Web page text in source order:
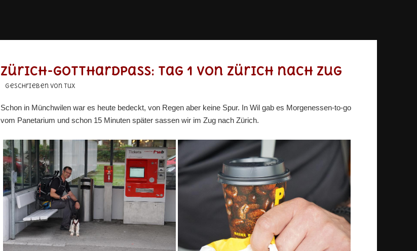
Zürich-Gotthardpass: Tag 1 von Zürich nach Zug
geschrieben von Tux
Schon in Münchwilen war es heute bedeckt, von Regen aber keine Spur. In Wil gab es Morgenessen-to-go
vom Panetarium und schon 15 Minuten später sassen wir im Zug nach Zürich.